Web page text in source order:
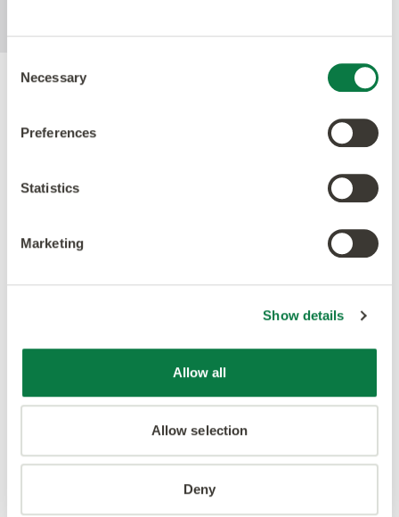
Selection
Necessary
Preferences
Statistics
Marketing
Show details
Allow all
Allow selection
Deny